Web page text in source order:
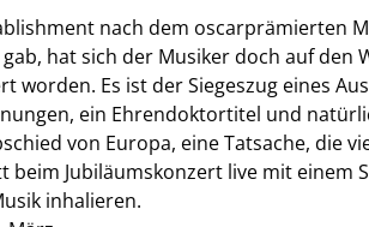
nach dem oscarprämierten
gab, hat sich der Musiker doch auf
worden. Es ist der Siegeszug eines
ein Ehrendoktortitel und
von Europa, eine Tatsache, die
beim Jubiläumskonzert live mit einem
inhalieren.